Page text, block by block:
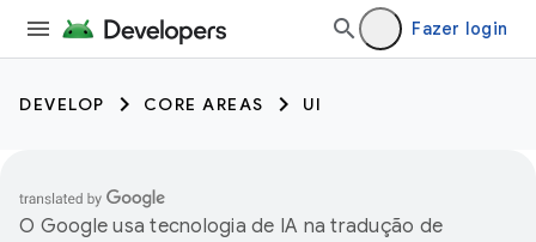
Fazer login
DEVELOP CORE AREAS UI
O Google usa tecnologia de IA na tradução de